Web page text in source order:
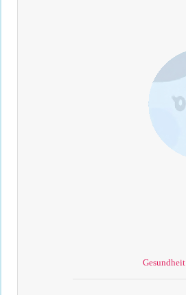
Gesundheit